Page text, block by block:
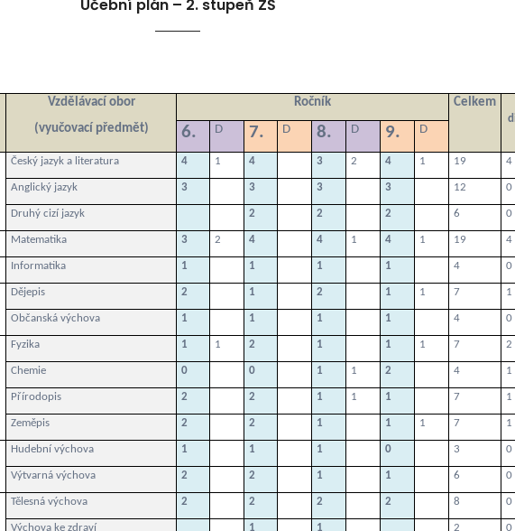
Učební plán – 2. stupeň ZŠ
Vzdělávací obor
(vyučovací předmět)
Ročník Celkem
6. D 7. D 8. D 9. D
Český jazyk a literatura 4 1 4 3 2 4 1 19 4
Anglický jazyk 3 3 3 3 12 0
Druhý cizí jazyk 2 2 2 6 0
Matematika 3 2 4 4 1 4 1 19 4
Informatika 1 1 1 1 4 0
Dějepis 2 1 2 1 1 7 1
Občanská výchova 1 1 1 1 4 0
Fyzika 1 1 2 1 1 1 7 2
Chemie 0 0 1 1 2 4 1
Přírodopis 2 2 1 1 1 7 1
Zeměpis 2 2 1 1 1 7 1
Hudební výchova 1 1 1 0 3 0
Výtvarná výchova 2 2 1 1 6 0
Tělesná výchova 2 2 2 2 8 0
Výchova ke zdraví 1 1 2 0